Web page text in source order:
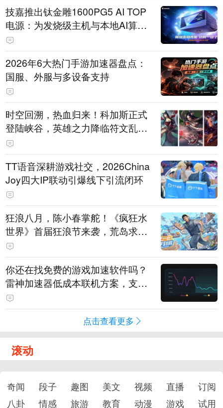
技嘉推出钛金雕1600PG5 AI TOP
电源：为发烧级主机与本地AI算力
打造旗舰供电方案
2026年6大热门手游加速器盘点：
国服、外服与多设备支持
时空回溯，热血归来！科加斯正式
登陆峡谷，英雄之力降临符文乱
斗！
TT语音深耕游戏社交，2026China
Joy四大IP联动引爆线下引流闭环
狂浪八月，陈小春掌舵！《疯狂水
世界》首届狂浪节来袭，荒岛求生
直播即将开启
你还在找免费的游戏加速软件吗？
雷神加速器低成本联机方案，支持
免费试用
点击查看更多
滚动
奇闻 段子 趣图 美文 视频 直播
订阅
八卦
情感 旅游 教育 动漫 游戏 试用